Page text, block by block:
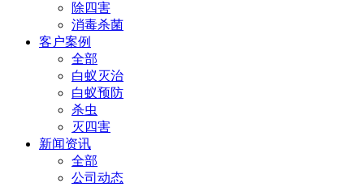
除四害
消毒杀菌
客户案例
全部
白蚁灭治
白蚁预防
杀虫
灭四害
新闻资讯
全部
公司动态